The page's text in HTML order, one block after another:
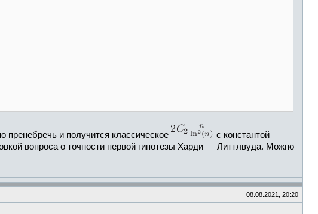
пренебречь и получится классическое
с константой
вопроса о точности первой гипотезы Харди — Литтлвуда. Можно
08.08.2021, 20:20